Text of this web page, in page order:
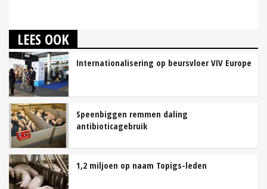
LEES OOK
Internationalisering op beursvloer VIV Europe
Speenbiggen remmen daling
antibioticagebruik
1,2 miljoen op naam Topigs-leden